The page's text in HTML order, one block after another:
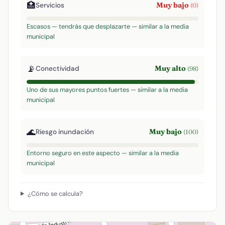
🏥Servicios Muy bajo (0)
Escasos — tendrás que desplazarte — similar a la media
municipal
📡Conectividad Muy alto (98)
Uno de sus mayores puntos fuertes — similar a la media
municipal
🌊Riesgo inundación Muy bajo (100)
Entorno seguro en este aspecto — similar a la media
municipal
¿Cómo se calcula?